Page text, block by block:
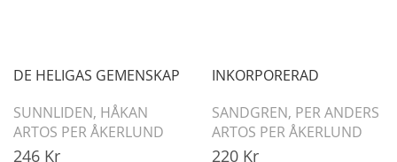
DE HELIGAS GEMENSKAP
SUNNLIDEN, HÅKAN
ARTOS PER ÅKERLUND
246 Kr
INKORPORERAD
SANDGREN, PER ANDERS
ARTOS PER ÅKERLUND
220 Kr